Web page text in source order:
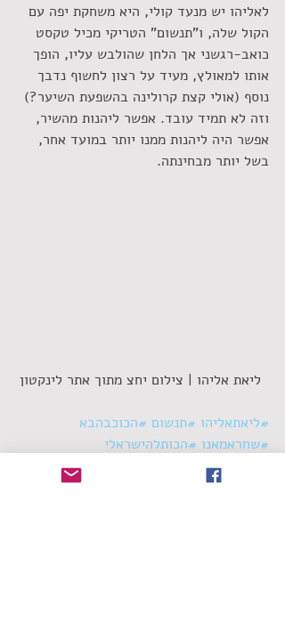
לאליהו יש מנעד קולי, היא משחקת יפה עם
הקול שלה, ו"תנשום" הטריקי מכיל טקסט
כואב-רגשני אך הלחן שהולבש עליו, הופך
אותו למאולץ, מעיד על רצון לחשוף נדבך
נוסף (אולי קצת קרולינה בהשפעת השיער?)
וזה לא תמיד עובד. אפשר ליהנות מהשיר,
אפשר היה ליהנות ממנו יותר במועד אחר,
בשל יותר מבחינתה.
#ליאתאליהו #תנשום #הכוכבהבא
#שחראמאנו #הכותלהישראלי